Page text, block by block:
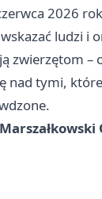
2026
ludzi i
zwierzętom –
nad tymi,